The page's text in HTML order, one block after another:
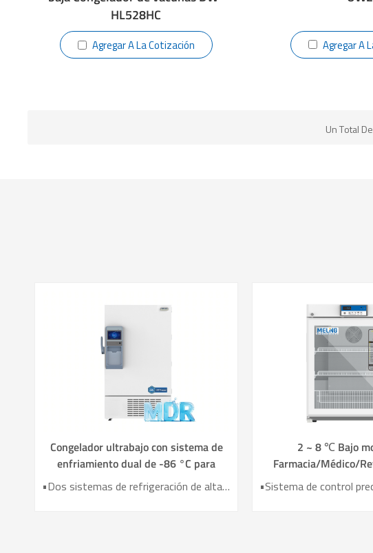
HL528HC
Agregar A La Cotización Agregar A
Un Total De
Congelador ultrabajo con sistema de
enfriamiento dual de -86 °C para
laboratorio y medicina DW-HL780 •Dos sistemas de refrigeración de alta eficiencia. •Pantalla táctil LCD de 10'' •Ahorro de mano de obra extremo •Dos compresores inverter •Espuma de aislamiento VIP •10 tipos de funciones de alarma
2 ~ 8 ℃ Bajo
Farmacia/Médico/
vacunas YC-